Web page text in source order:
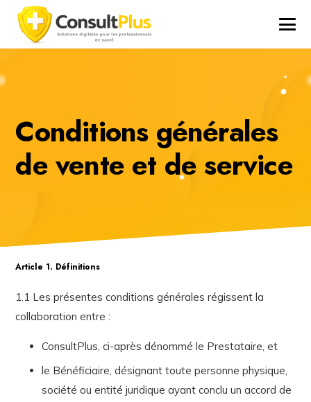
Conditions générales
de vente et de service
Article 1. Définitions
1.1 Les présentes conditions générales régissent la
collaboration entre :
ConsultPlus, ci-après dénommé le Prestataire, et
le Bénéficiaire, désignant toute personne physique,
société ou entité juridique ayant conclu un accord de